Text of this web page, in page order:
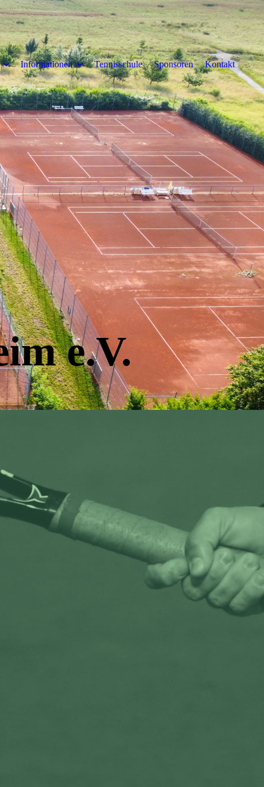
Informationen Tennisschule Sponsoren Kontakt
e.V.